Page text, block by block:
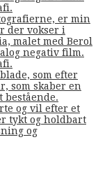
er min
der vokser i
malet med Berol
negativ film.
som efter
som skaber en
og vil efter et
tykt og holdbart
og